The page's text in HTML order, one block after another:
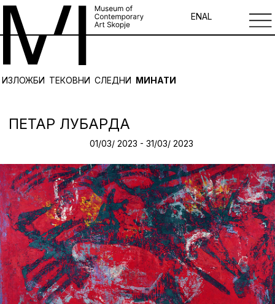
ENAL
ИЗЛОЖБИ ТЕКОВНИ СЛЕДНИ МИНАТИ
ПЕТАР ЛУБАРДА
01/03/ 2023 - 31/03/ 2023